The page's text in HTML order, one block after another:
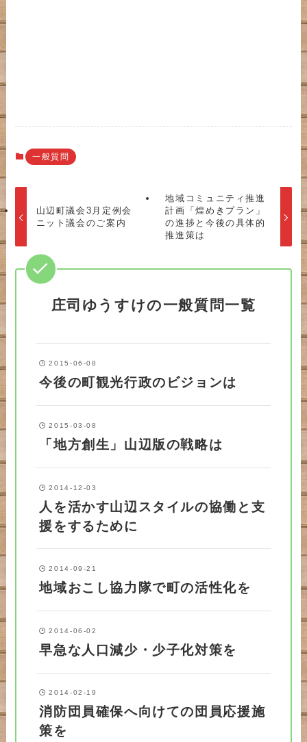
一般質問
山辺町議会3月定例会
ニット議会のご案内
地域コミュニティ推進
計画「煌めきプラン」
の進捗と今後の具体的
推進策は
庄司ゆうすけの一般質問一覧
2015-06-08
今後の町観光行政のビジョンは
2015-03-08
「地方創生」山辺版の戦略は
2014-12-03
人を活かす山辺スタイルの協働と支
援をするために
2014-09-21
地域おこし協力隊で町の活性化を
2014-06-02
早急な人口減少・少子化対策を
2014-02-19
消防団員確保へ向けての団員応援施
策を